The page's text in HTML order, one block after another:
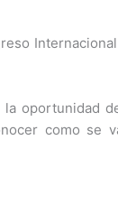
Internacional
oportunidad
como se